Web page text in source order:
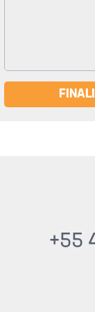
+55